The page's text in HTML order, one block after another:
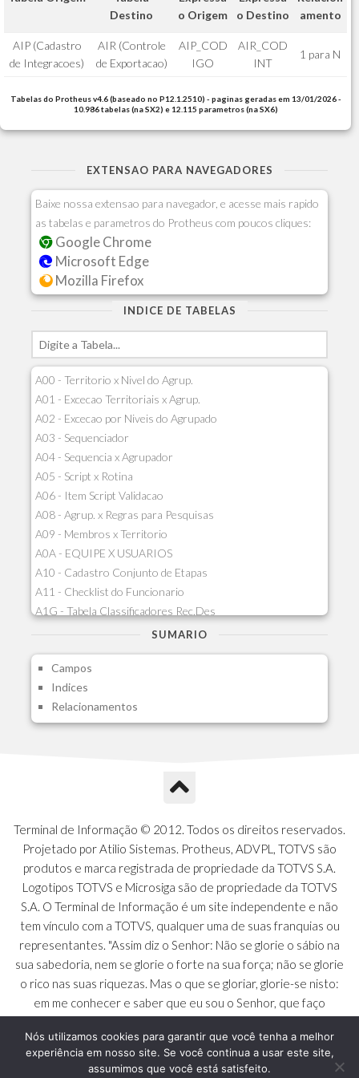
Destino
o Origem
o Destino
amento
AIP (Cadastro
de Integracoes)
AIR (Controle
de Exportacao)
AIP_COD
IGO
AIR_COD
INT
1 para N
Tabelas do Protheus v4.6 (baseado no P12.1.2510) - paginas geradas em 13/01/2026 -
10.986 tabelas (na SX2) e 12.115 parametros (na SX6)
EXTENSAO PARA NAVEGADORES
Baixe nossa extensao para navegador, e acesse mais rapido
as tabelas e parametros do Protheus com poucos cliques:
Google Chrome
Microsoft Edge
Mozilla Firefox
INDICE DE TABELAS
A00 - Territorio x Nivel do Agrup.
A01 - Excecao Territoriais x Agrup.
A02 - Excecao por Niveis do Agrupado
A03 - Sequenciador
A04 - Sequencia x Agrupador
A05 - Script x Rotina
A06 - Item Script Validacao
A08 - Agrup. x Regras para Pesquisas
A09 - Membros x Territorio
A0A - EQUIPE X USUARIOS
A10 - Cadastro Conjunto de Etapas
A11 - Checklist do Funcionario
A1G - Tabela Classificadores Rec.Des
A1H - Itens Tabela Classif.Rec.Desp.
A1J - Itens Aglutinadores Visao
A1N - Tipos de Card
A1O - Cards Dashboard
A1P - Tipos de Charts
A1S - Notificacoes do Vendedor
A1U - Intermediadores
A1V - Schemas - Gestao de Vendas
A1W - Campos do Schema
A1X - CFDI Complemento Carta Porte
A1Y - Carta Porte - Localizacoes
A1Z - Carta Porte - Operadores
A20 - Nota Explicativa - PCO
A21 - FONTES FINANC.PPA
A22 - Itens Fontes Financ.PPA
A23 - Inflacao para metas anuais
A24 - PIB Estadual para metas anuais
A25 - Receitas e Despesas Metais Anu
A26 - Deducao da Receita - MCASP
A27 - Divida Publica - Metas Aunias
SUMARIO
Campos
Indices
Relacionamentos
Terminal de Informação © 2012. Todos os direitos reservados.
Projetado por Atilio Sistemas. Protheus, ADVPL, TOTVS são
produtos e marca registrada de propriedade da TOTVS S.A.
Logotipos TOTVS e Microsiga são de propriedade da TOTVS
S.A. O Terminal de Informação é um site independente e não
tem vínculo com a TOTVS, qualquer uma de suas franquias ou
representantes. "Assim diz o Senhor: Não se glorie o sábio na
sua sabedoria, nem se glorie o forte na sua força; não se glorie
o rico nas suas riquezas. Mas o que se gloriar, glorie-se nisto:
em me conhecer e saber que eu sou o Senhor, que faço
Nós utilizamos cookies para garantir que você tenha a melhor
experiência em nosso site. Se você continua a usar este site,
assumimos que você está satisfeito.